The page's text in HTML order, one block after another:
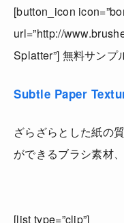
[button_icon
url=”http://
Splatter”] 無料サン
Subtle Paper
ざらざらとした紙の
ができるブラシ素材
[list type=”clip”]